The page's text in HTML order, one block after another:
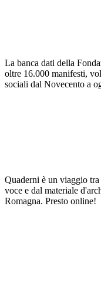
La banca dati della
oltre 16.000 manifesti,
sociali dal Novecento a
Quaderni è un viaggio
voce e dal materiale
Romagna. Presto online!